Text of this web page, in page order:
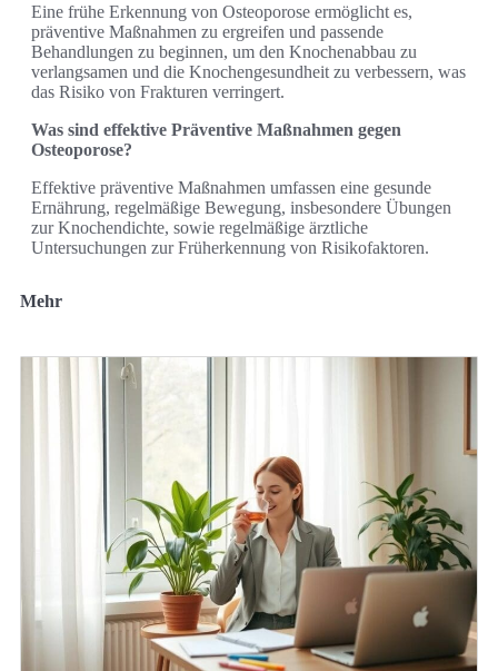
Eine frühe Erkennung von Osteoporose ermöglicht es,
präventive Maßnahmen zu ergreifen und passende
Behandlungen zu beginnen, um den Knochenabbau zu
verlangsamen und die Knochengesundheit zu verbessern, was
das Risiko von Frakturen verringert.
Was sind effektive Präventive Maßnahmen gegen
Osteoporose?
Effektive präventive Maßnahmen umfassen eine gesunde
Ernährung, regelmäßige Bewegung, insbesondere Übungen
zur Knochendichte, sowie regelmäßige ärztliche
Untersuchungen zur Früherkennung von Risikofaktoren.
Mehr